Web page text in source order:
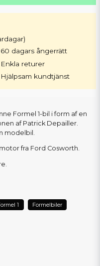
60 dagars ångerrätt
Enkla returer
Hjälpsam kundtjänst
Formel 1-bil i form af en
af Patrick Depailler.
modelbil.
fra Ford Cosworth.
1 Formelbiler